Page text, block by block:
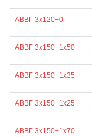
АВВГ 3х120+0
АВВГ 3х150+1х50
АВВГ 3х150+1х35
АВВГ 3х150+1х25
АВВГ 3х150+1х70